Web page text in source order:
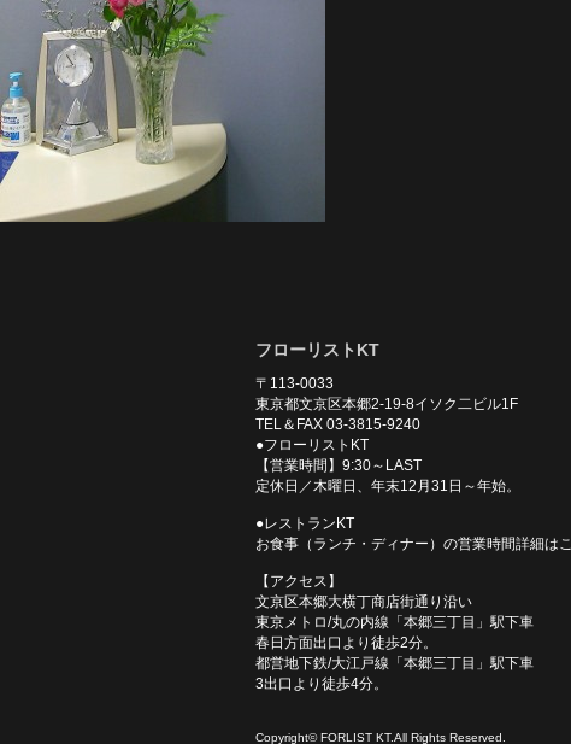
フローリストKT
〒113-0033
東京都文京区本郷2-19-8イソク二ビル1F
TEL＆FAX 03-3815-9240
●フローリストKT
【営業時間】9:30～LAST
定休日／木曜日、年末12月31日～年始。
●レストランKT
お食事（ランチ・ディナー）の営業時間詳細は
【アクセス】
文京区本郷大横丁商店街通り沿い
東京メトロ/丸の内線「本郷三丁目」駅下車
春日方面出口より徒歩2分。
都営地下鉄/大江戸線「本郷三丁目」駅下車
3出口より徒歩4分。
Copyright© FORLIST KT.All Rights Reserved.